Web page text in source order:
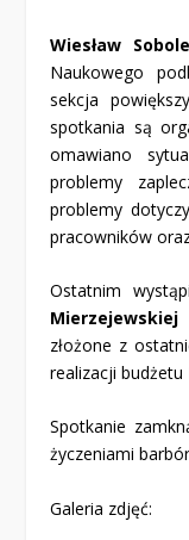
Wiesław
Naukowego
sekcja
spotkania są
omawiano
problemy
problemy
pracowników
Ostatnim
Mierzejewskiej
złożone z
realizacji budżetu
Spotkanie
życzeniami
Galeria zdjęć: